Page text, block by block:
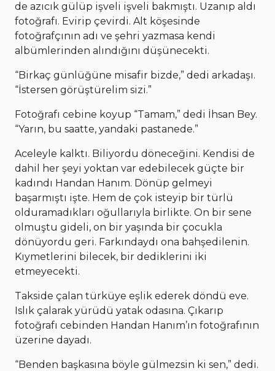
de azıcık gülüp işveli işveli bakmıştı. Uzanıp aldı
fotoğrafı. Evirip çevirdi. Alt köşesinde
fotoğrafçının adı ve şehri yazmasa kendi
albümlerinden alındığını düşünecekti.
“Birkaç günlüğüne misafir bizde,” dedi arkadaşı.
“İstersen görüştürelim sizi.”
Fotoğrafı cebine koyup “Tamam,” dedi İhsan Bey.
“Yarın, bu saatte, yandaki pastanede.”
Aceleyle kalktı. Biliyordu döneceğini. Kendisi de
dahil her şeyi yoktan var edebilecek güçte bir
kadındı Handan Hanım. Dönüp gelmeyi
başarmıştı işte. Hem de çok isteyip bir türlü
olduramadıkları oğullarıyla birlikte. On bir sene
olmuştu gideli, on bir yaşında bir çocukla
dönüyordu geri. Farkındaydı ona bahşedilenin.
Kıymetlerini bilecek, bir dediklerini iki
etmeyecekti.
Takside çalan türküye eşlik ederek döndü eve.
Islık çalarak yürüdü yatak odasına. Çıkarıp
fotoğrafı cebinden Handan Hanım’ın fotoğrafının
üzerine dayadı.
“Benden başkasına böyle gülmezsin ki sen,” dedi.